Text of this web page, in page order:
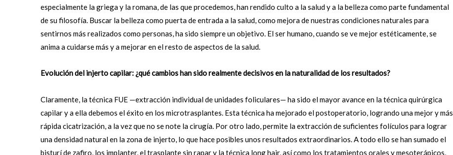
especialmente la griega y la romana, de las que procedemos, han rendido culto a la salud y a la belleza como parte fundamental
de su filosofía. Buscar la belleza como puerta de entrada a la salud, como mejora de nuestras condiciones naturales para
sentirnos más realizados como personas, ha sido siempre un objetivo. El ser humano, cuando se ve mejor estéticamente, se
anima a cuidarse más y a mejorar en el resto de aspectos de la salud.
Evolución del injerto capilar: ¿qué cambios han sido realmente decisivos en la naturalidad de los resultados?
Claramente, la técnica FUE —extracción individual de unidades foliculares— ha sido el mayor avance en la técnica quirúrgica
capilar y a ella debemos el éxito en los microtrasplantes. Esta técnica ha mejorado el postoperatorio, logrando una mejor y más
rápida cicatrización, a la vez que no se note la cirugía. Por otro lado, permite la extracción de suficientes folículos para lograr
una densidad natural en la zona de injerto, lo que hace posibles unos resultados extraordinarios. A todo ello se han sumado el
bisturí de zafiro, los implanter, el trasplante sin rapar y la técnica long hair, así como los tratamientos orales y mesoterápicos,